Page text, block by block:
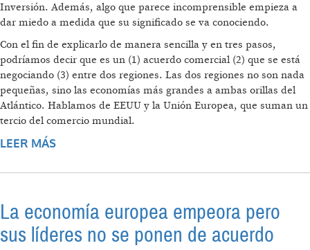
Inversión. Además, algo que parece incomprensible empieza a
dar miedo a medida que su significado se va conociendo.
Con el fin de explicarlo de manera sencilla y en tres pasos,
podríamos decir que es un (1) acuerdo comercial (2) que se está
negociando (3) entre dos regiones. Las dos regiones no son nada
pequeñas, sino las economías más grandes a ambas orillas del
Atlántico. Hablamos de EEUU y la Unión Europea, que suman un
tercio del comercio mundial.
LEER MÁS
La economía europea empeora pero
sus líderes no se ponen de acuerdo